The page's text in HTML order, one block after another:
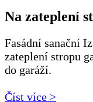
Na zateplení
Fasádní sanační
zateplení stropu
do garáží.
Číst více >